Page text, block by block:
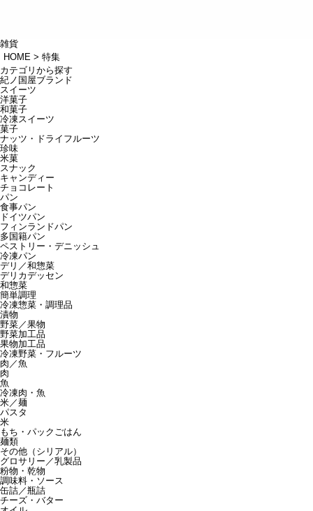
雑貨
HOME
特集
カテゴリから探す
紀ノ国屋ブランド
スイーツ
洋菓子
和菓子
冷凍スイーツ
菓子
ナッツ・ドライフルーツ
珍味
米菓
スナック
キャンディー
チョコレート
パン
食事パン
ドイツパン
フィンランドパン
多国籍パン
ペストリー・デニッシュ
冷凍パン
デリ／和惣菜
デリカデッセン
和惣菜
簡単調理
冷凍惣菜・調理品
漬物
野菜／果物
野菜加工品
果物加工品
冷凍野菜・フルーツ
肉／魚
肉
魚
冷凍肉・魚
米／麺
パスタ
米
もち・パックごはん
麺類
その他（シリアル）
グロサリー／乳製品
粉物・乾物
調味料・ソース
缶詰／瓶詰
チーズ・バター